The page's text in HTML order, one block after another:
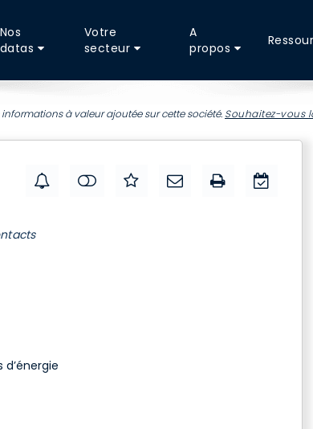
Nos
datas
Votre
secteur
A
propos
à valeur ajoutée sur cette société. Souhaitez-vous